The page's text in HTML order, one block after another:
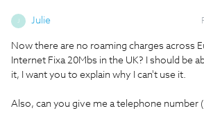
Julie
Now there are no roaming charges across
Internet Fixa 20Mbs in the UK? I should be
it, I want you to explain why I can't use it.
Also, can you give me a telephone number